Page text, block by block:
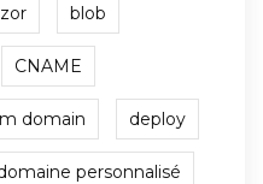
blob
CNAME
domain deploy
personnalisé